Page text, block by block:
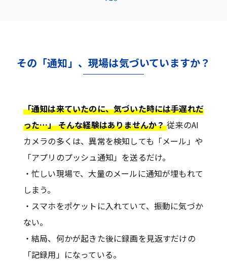
その「通知」、現場は気づいていますか？
「通知は来ていたのに、気づいた時には手遅れだ
った…」 そんな経験はありませんか？従来のAI
カメラの多くは、異常を検知しても「メール」や
「アプリのプッシュ通知」を送るだけ。
・忙しい現場で、大量のメールに通知が埋もれて
しまう。
・スマホをポケットに入れていて、振動に気づか
ない。
・結局、何かが起きた後に録画を見返すだけの
「記録用」になっている。